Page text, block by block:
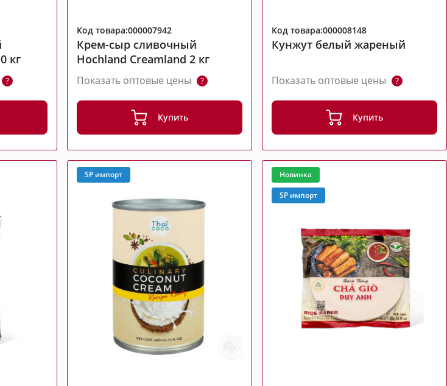
кг
?
Код товара:000007942
Крем-сыр сливочный
Hochland Creamland 2 кг
Показать оптовые цены ?
Купить
Код товара:000008148
Кунжут белый жареный
Показать оптовые цены ?
Купить
SP импорт
Новинка
SP импорт